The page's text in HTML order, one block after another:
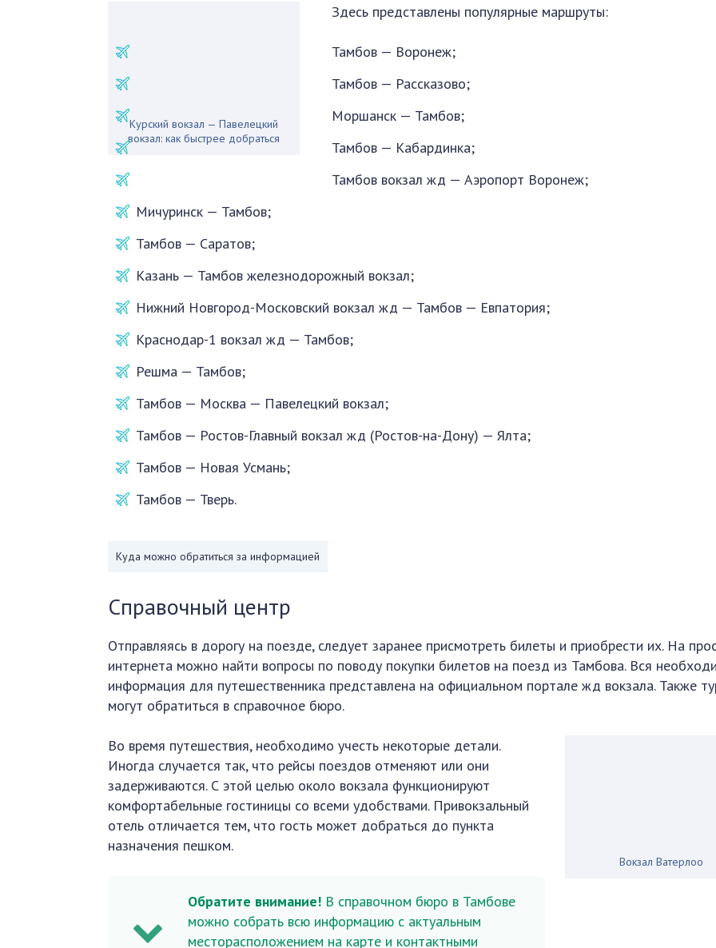
Курский вокзал — Павелецкий
вокзал: как быстрее добраться
Здесь представлены популярные маршруты:
Тамбов — Воронеж;
Тамбов — Рассказово;
Моршанск — Тамбов;
Тамбов — Кабардинка;
Тамбов вокзал жд — Аэропорт Воронеж;
Мичуринск — Тамбов;
Тамбов — Саратов;
Казань — Тамбов железнодорожный вокзал;
Нижний Новгород-Московский вокзал жд — Тамбов — Евпатория;
Краснодар-1 вокзал жд — Тамбов;
Решма — Тамбов;
Тамбов — Москва — Павелецкий вокзал;
Тамбов — Ростов-Главный вокзал жд (Ростов-на-Дону) — Ялта;
Тамбов — Новая Усмань;
Тамбов — Тверь.
Куда можно обратиться за информацией
Справочный центр
Отправляясь в дорогу на поезде, следует заранее присмотреть билеты и приобрести их. На
интернета можно найти вопросы по поводу покупки билетов на поезд из Тамбова. Вся
информация для путешественника представлена на официальном портале жд вокзала. Также
могут обратиться в справочное бюро.
Вокзал Ватерлоо
Во время путешествия, необходимо учесть некоторые детали.
Иногда случается так, что рейсы поездов отменяют или они
задерживаются. С этой целью около вокзала функционируют
комфортабельные гостиницы со всеми удобствами. Привокзальный
отель отличается тем, что гость может добраться до пункта
назначения пешком.
Обратите внимание! В справочном бюро в Тамбове
можно собрать всю информацию с актуальным
месторасположением на карте и контактными